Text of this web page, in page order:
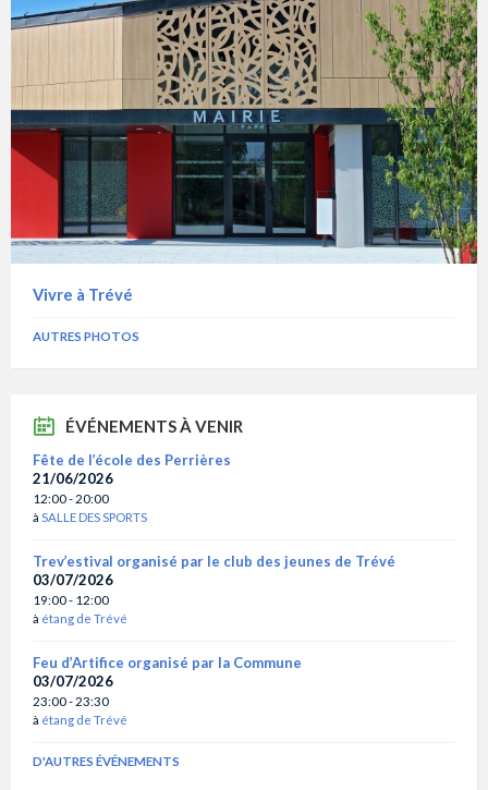
Vivre à Trévé
AUTRES PHOTOS
ÉVÉNEMENTS À VENIR
Fête de l’école des Perrières
21/06/2026
12:00 - 20:00
à SALLE DES SPORTS
Trev’estival organisé par le club des jeunes de Trévé
03/07/2026
19:00 - 12:00
à étang de Trévé
Feu d’Artifice organisé par la Commune
03/07/2026
23:00 - 23:30
à étang de Trévé
D'AUTRES ÉVÉNEMENTS